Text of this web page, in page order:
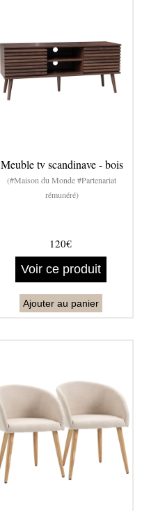
Meuble tv scandinave - bois
(#Maison du Monde #Partenariat
rémunéré)
120€
Voir ce produit
Ajouter au panier